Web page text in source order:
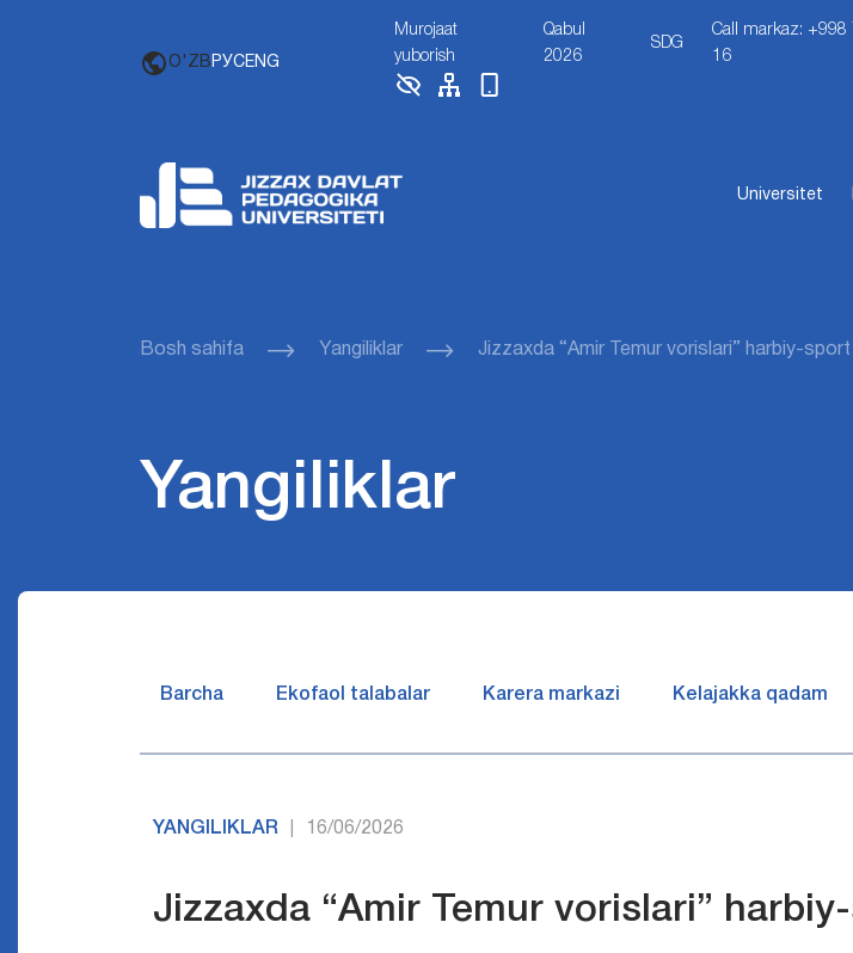
O'ZB РУСENG
Murojaat
yuborish
Qabul
2026
SDG
Call markaz: +998
16
Universitet
Bosh sahifa Yangiliklar Jizzaxda “Amir Temur vorislari” harbiy-
Yangiliklar
Barcha Ekofaol talabalar Karera markazi Kelajakka qadam
YANGILIKLAR 16/06/2026
Jizzaxda “Amir Temur vorislari”